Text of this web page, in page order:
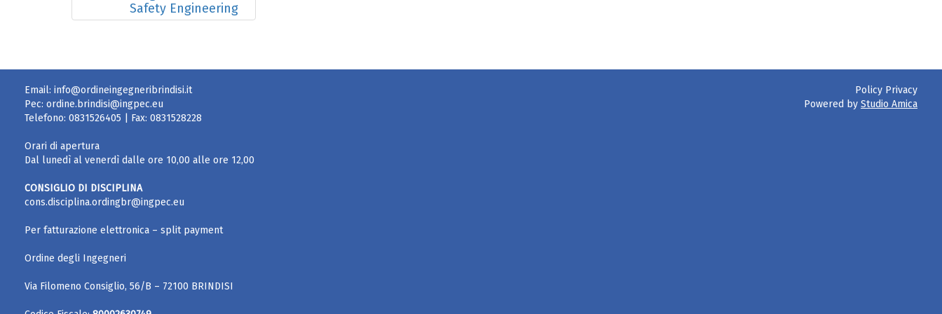
Safety Engineering
Email: info@ordineingegneribrindisi.it
Pec: ordine.brindisi@ingpec.eu
Telefono: 0831526405 | Fax: 0831528228
Orari di apertura
Dal lunedì al venerdì dalle ore 10,00 alle ore 12,00
CONSIGLIO DI DISCIPLINA
cons.disciplina.ordingbr@ingpec.eu
Per fatturazione elettronica – split payment
Ordine degli Ingegneri
Via Filomeno Consiglio, 56/B – 72100 BRINDISI
Policy Privacy
Powered by Studio Amica